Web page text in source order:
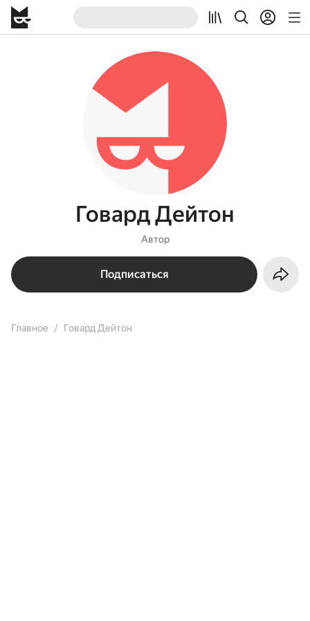
Говард Дейтон
Автор
Подписаться
Главное Говард Дейтон